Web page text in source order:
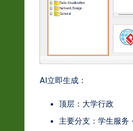
AI立即生成：
顶层：大学行政
主要分支：学生服务